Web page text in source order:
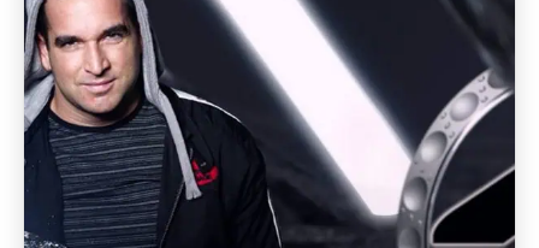
SZERETEKminden részletet megörökíteni,
mindezt azért, hogy egy életre szóló kincset
adhassak a kezedbe!
A napok, hetek hónapok és évek
rohamtempóval telnek el, a fejünk felett
vesznek a végtelenbe… Már-már
igazságtalanul gyorsan.
A képek segítenek emlékezni minden olyan
különleges pillanatra, amik már ebben az
életben megismételetlenek.